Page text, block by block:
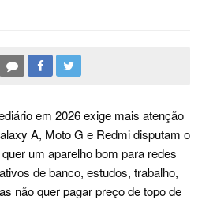
em 2026 exige mais atenção
A, Moto G e Redmi disputam o
um aparelho bom para redes
de banco, estudos, trabalho,
não quer pagar preço de topo de